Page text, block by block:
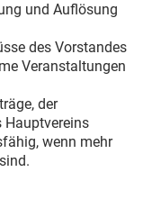
und Auflösung
des Vorstandes
Veranstaltungen
der
Hauptvereins
wenn mehr